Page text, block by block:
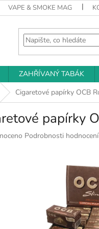
VAPE & SMOKE MAG
ZAHŘÍVANÝ TABÁK
Cigaretové papírky OCB
papírky
Podrobnosti hodnocení